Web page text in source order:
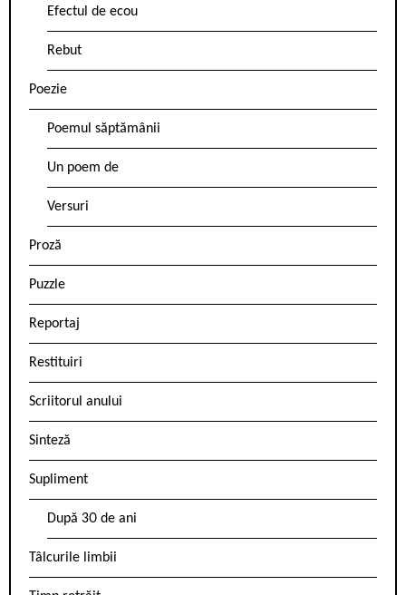
Efectul de ecou
Rebut
Poezie
Poemul săptămânii
Un poem de
Versuri
Proză
Puzzle
Reportaj
Restituiri
Scriitorul anului
Sinteză
Supliment
După 30 de ani
Tâlcurile limbii